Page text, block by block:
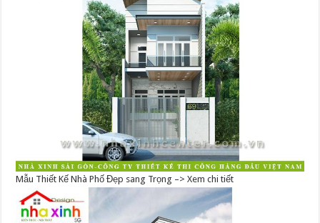
Mẫu Thiết Kế Nhà Phố Đẹp sang Trọng –> Xem chi tiết